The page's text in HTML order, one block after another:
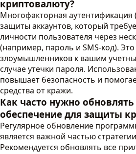
криптовалюту?
Многофакторная аутентификация
защиты аккаунтов, который
личности пользователя через
(например, пароль и SMS-код). Это
злоумышленников к вашим
случае утечки пароля.
повышает безопасность и
средства от кражи.
Как часто нужно
обеспечение для защиты
Регулярное обновление
является важной частью
Рекомендуется обновлять все